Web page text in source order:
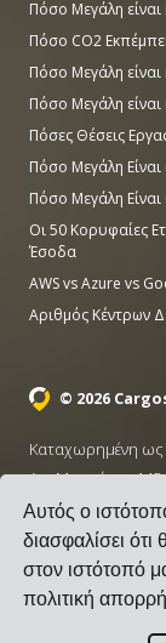
Αυτός ο
διασφαλίσει ότι
στον ιστότοπό
πολιτική
Πόσο Μεγάλη
Πόσο CO2
Πόσο Μεγάλη
Πόσο Μεγάλη
Πόσες Θέσεις
Πόσο Μεγάλη Είναι
Πόσο Μεγάλη
Οι 50 Κορυφαίες
Έσοδα
AWS vs Azure vs
Αριθμός Κέντρων
© 2026
Καταχωρημένη ως
Αρ. Μητρώου:
Έδρα: Pärnu mnt.
+372 5555 0028 ·
Όροι Χρήσης |